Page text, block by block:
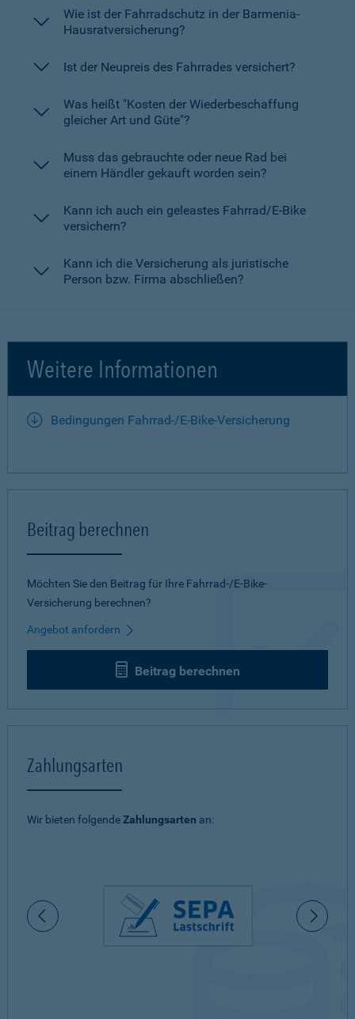
Wie ist der Fahrradschutz in der Barmenia-
Hausratversicherung?
Ist der Neupreis des Fahrrades versichert?
Was heißt "Kosten der Wiederbeschaffung
gleicher Art und Güte"?
Muss das gebrauchte oder neue Rad bei
einem Händler gekauft worden sein?
Kann ich auch ein geleastes Fahrrad/E-Bike
versichern?
Kann ich die Versicherung als juristische
Person bzw. Firma abschließen?
Weitere Informationen
Bedingungen Fahrrad-/E-Bike-Versicherung
Beitrag berechnen
Möchten Sie den Beitrag für Ihre Fahrrad-/E-Bike-
Versicherung berechnen?
Angebot anfordern
Beitrag berechnen
Zahlungsarten
Wir bieten folgendeZahlungsarten an: